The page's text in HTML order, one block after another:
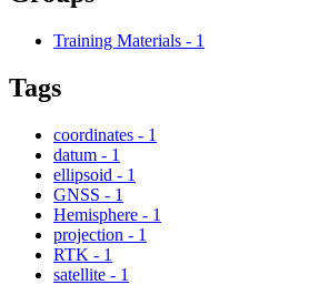
Training Materials - 1
Tags
coordinates - 1
datum - 1
ellipsoid - 1
GNSS - 1
Hemisphere - 1
projection - 1
RTK - 1
satellite - 1